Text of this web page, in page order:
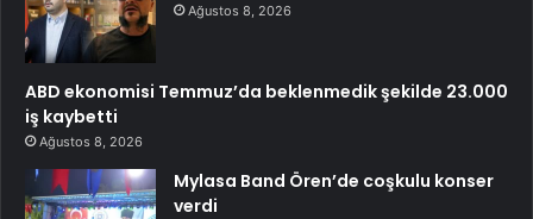
Ağustos 8, 2026
ABD ekonomisi Temmuz’da beklenmedik şekilde 23.000
iş kaybetti
Ağustos 8, 2026
Mylasa Band Ören’de coşkulu konser
verdi